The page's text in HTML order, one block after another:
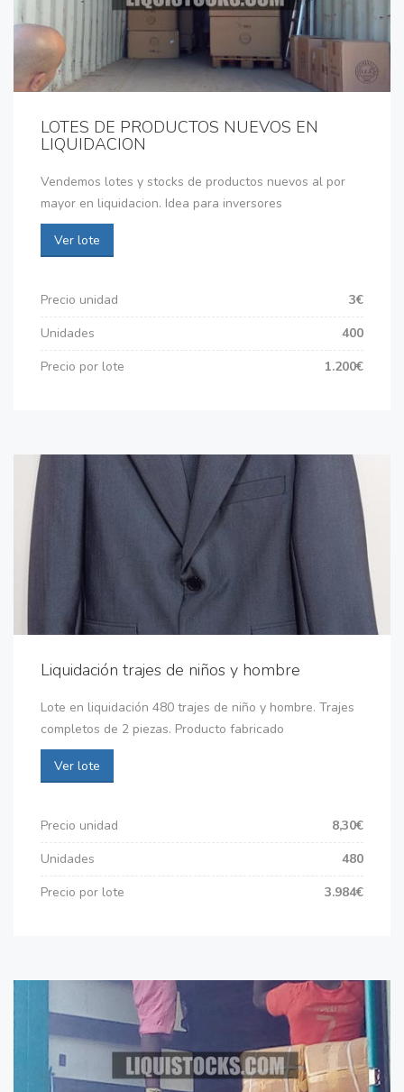
LOTES DE PRODUCTOS NUEVOS EN
LIQUIDACION
Vendemos lotes y stocks de productos nuevos al por
mayor en liquidacion. Idea para inversores
Ver lote
Precio unidad
3€
Unidades
400
Precio por lote
1.200€
Liquidación trajes de niños y hombre
Lote en liquidación 480 trajes de niño y hombre. Trajes
completos de 2 piezas. Producto fabricado
Ver lote
Precio unidad
8,30€
Unidades
480
Precio por lote
3.984€